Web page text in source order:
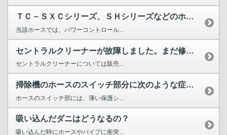
ＴＣ－ＳＸＣシリーズ、ＳＨシリーズなどのホースにあるパワー...
当該ホースでは、パワーコントロール...
セントラルクリーナーが故障しました。まだ修理はできますか？...
セントラルクリーナーについては販売...
掃除機のホースのスイッチ部分に次のような症状が見られるのは...
ホースのスイッチ部には、薄い保護シ...
吸い込んだダニはどうなるの？
吸い込んだ時にホースやパイプに衝突...